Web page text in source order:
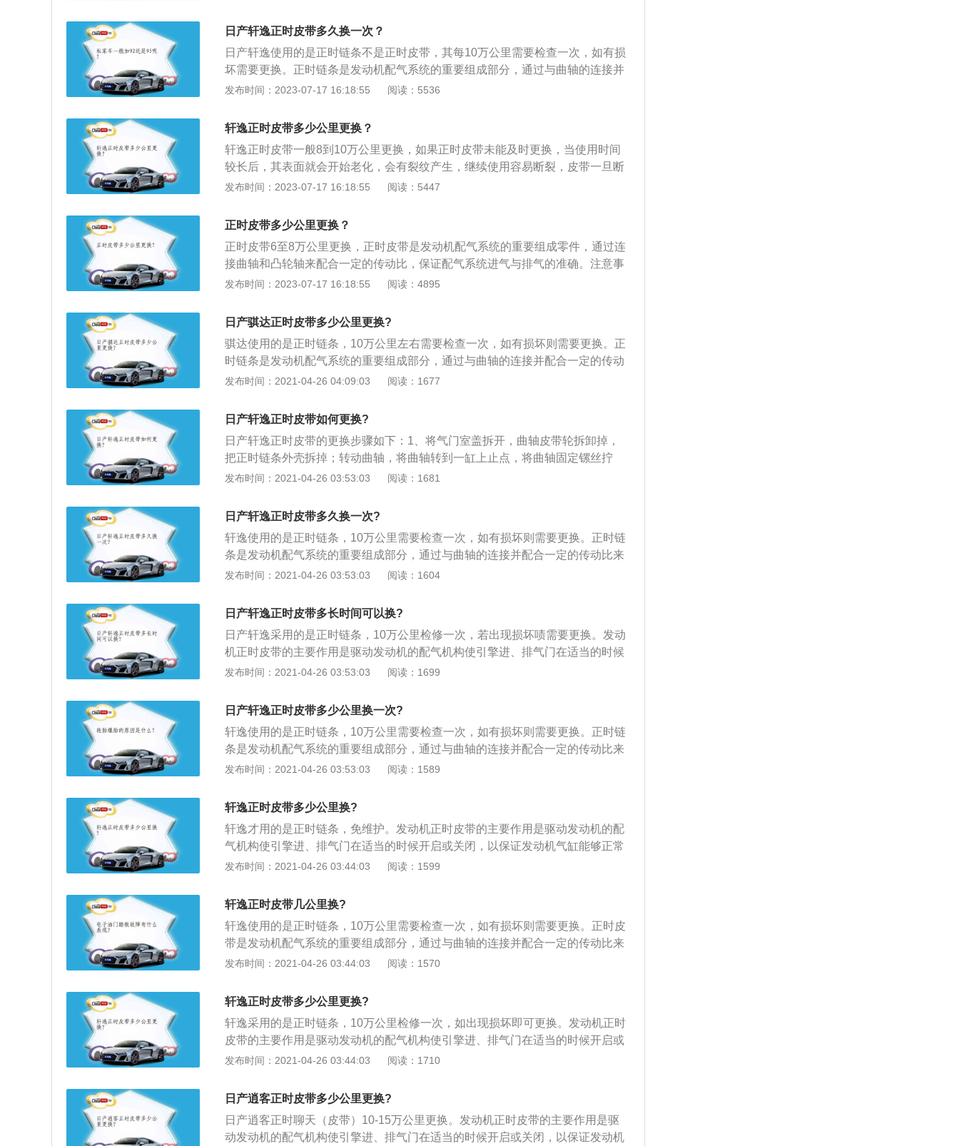
控台的桃木搭配。3、动力方面：大众新朗逸是大众旗下的一款紧凑型轿车，搭
载三款发动机，分别是：1.2升涡轮增压发动机、1.4升涡轮增压发动机和1.5升自
然吸气发动机。
日产轩逸正时皮带多久换一次？
日产轩逸使用的是正时链条不是正时皮带，其每10万公里需要检查一次，如有损
坏需要更换。正时链条是发动机配气系统的重要组成部分，通过与曲轴的连接并
配合一定的传动比来保证进、排气时间的准确。轩逸是日产全球同步推出的一款
mm、1815mm、1450mm，轴距为2712mm，全系采用前置前驱的驱动方式。
发布时间：2023-07-17 16:18:55 阅读：5536
轩逸正时皮带多少公里更换？
轩逸正时皮带一般8到10万公里更换，如果正时皮带未能及时更换，当使用时间
较长后，其表面就会开始老化，会有裂纹产生，继续使用容易断裂，皮带一旦断
裂，会导致发动机顶气门，气门会因此停止工作，汽车将不能正常使用。轩逸是
m、1447mm，轴距是2712mm，搭载的是型号为HR16的1.6L自然吸气发动机，
最大动力91kw，峰值扭矩155nm。
发布时间：2023-07-17 16:18:55 阅读：5447
正时皮带多少公里更换？
正时皮带6至8万公里更换，正时皮带是发动机配气系统的重要组成零件，通过连
接曲轴和凸轮轴来配合一定的传动比，保证配气系统进气与排气的准确。注意事
项：正式皮带如果在行驶时出现断裂，会造成配气错乱，导致气门与活塞的强烈
强力按压2个皮带轮中间的皮带，张力不足时皮带出现打滑，张力过大时会损伤
辅机的轴承，为此把相关的调整螺母或螺栓拧松，把皮带的张力调整到良好状态
即可；检查皮带的磨损情况，旧皮带磨损严重会减小皮带和皮带轮的接触面积，
这时用力一压皮带，皮带会下沉到皮带轮的槽内，及时更换新皮带即可。
发布时间：2023-07-17 16:18:55 阅读：4895
日产骐达正时皮带多少公里更换?
骐达使用的是正时链条，10万公里左右需要检查一次，如有损坏则需要更换。正
时链条是发动机配气系统的重要组成部分，通过与曲轴的连接并配合一定的传动
比来保证进、排气时间的准确。正时链条的安装方法如下：1、将凸轮轴正时齿
3、将正时链条依次装如曲轴正时齿轮、水泵皮带轮、惰轮、凸轮轴正时齿轮和
滑轮；4、拧松滑轮安装螺栓1\/4—1\/2圈，将自动张紧器推杆压缩到最低位置用
钢真插如孔内，用卡环钳调整滑轮，逆时针旋转使滑轮两调整孔与地面平行，锁
紧固定螺栓，拔出钢针；5、顺时针旋转曲轴2圈，检查正时记号是否正确对准；
6、转回发动机右指甲正时链条外下罩，正时皮带外上罩；7、装回发电机，空调
发布时间：2021-04-26 04:09:03 阅读：1677
日产轩逸正时皮带如何更换?
日产轩逸正时皮带的更换步骤如下：1、将气门室盖拆开，曲轴皮带轮拆卸掉，
把正时链条外壳拆掉；转动曲轴，将曲轴转到一缸上止点，将曲轴固定镙丝拧
上，固定住曲轴；2、转动进排气凸轮轴，凸轮轴后端有凹槽，将两根凸轮轴凹
没有滑键的，安装时，皮带轮上面有一个圆孔，对正链条外壳上面的凹槽里；
4、曲轴位置传感器是可以调整的，安装时要不间隙调整到位，不然会报故障
码；曲轴链轮与皮带轮都是自由转动的。
发布时间：2021-04-26 03:53:03 阅读：1681
日产轩逸正时皮带多久换一次?
轩逸使用的是正时链条，10万公里需要检查一次，如有损坏则需要更换。正时链
条是发动机配气系统的重要组成部分，通过与曲轴的连接并配合一定的传动比来
保证进、排气时间的准确。正时链条的安装方法如下：1、将凸轮轴正时齿轮的
正时链条依次装如曲轴正时齿轮、水泵皮带轮、惰轮、凸轮轴正时齿轮和滑轮；
4、拧松滑轮安装螺栓1\/4—1\/2圈，将自动张紧器推杆压缩到最低位置用钢真插
如孔内，用卡环钳调整滑轮，逆时针旋转使滑轮两调整孔与地面平行，锁紧固定
螺栓，拔出钢针；5、顺时针旋转曲轴2圈，检查正时记号是否正确对准；6、转
回发动机右指甲正时链条外下罩，正时皮带外上罩；7、装回发电机，空调压缩
发布时间：2021-04-26 03:53:03 阅读：1604
日产轩逸正时皮带多长时间可以换?
日产轩逸采用的是正时链条，10万公里检修一次，若出现损坏啧需要更换。发动
机正时皮带的主要作用是驱动发动机的配气机构使引擎进、排气门在适当的时候
开启或关闭，以保证发动机气缸能够正常地吸气和排气。以下是正时皮带的更换
轴，将曲轴转到一缸上止点，将曲轴固定镙丝拧上，固定住曲轴；2、转动进排
气凸轮轴，凸轮轴后端有凹槽，将两根凸轮轴凹槽平衡对齐，将专用工具卡进
去；3、拆下旧链条装上新链条。曲轴皮带轮也是没有滑键的，安装时，皮带轮
上面有一个圆孔，对正链条外壳上面的凹槽里；4、曲轴位置传感器是可以调整
的，安装时要不间隙调整到位，不然会报故障码；曲轴链轮与皮带轮都是自由转
发布时间：2021-04-26 03:53:03 阅读：1699
日产轩逸正时皮带多少公里换一次?
轩逸使用的是正时链条，10万公里需要检查一次，如有损坏则需要更换。正时链
条是发动机配气系统的重要组成部分，通过与曲轴的连接并配合一定的传动比来
保证进、排气时间的准确。正时链条的安装方法如下：1、将凸轮轴正时齿轮的
正时链条依次装如曲轴正时齿轮、水泵皮带轮、惰轮、凸轮轴正时齿轮和滑轮；
4、拧松滑轮安装螺栓1\/4—1\/2圈，将自动张紧器推杆压缩到最低位置用钢真插
如孔内，用卡环钳调整滑轮，逆时针旋转使滑轮两调整孔与地面平行，锁紧固定
螺栓，拔出钢针；5、顺时针旋转曲轴2圈，检查正时记号是否正确对准；6、转
回发动机右指甲正时链条外下罩，正时皮带外上罩；7、装回发电机，空调压缩
发布时间：2021-04-26 03:53:03 阅读：1589
轩逸正时皮带多少公里换?
轩逸才用的是正时链条，免维护。发动机正时皮带的主要作用是驱动发动机的配
气机构使引擎进、排气门在适当的时候开启或关闭，以保证发动机气缸能够正常
地吸气和排气。以下是正时皮带的更换步骤：1、将气门室盖拆开，曲轴皮带轮
镙丝拧上，固定住曲轴；2、转动进排气凸轮轴，凸轮轴后端有凹槽，将两根凸
轮轴凹槽平衡对齐，将专用工具卡进去；3、拆下旧链条装上新链条。曲轴皮带
轮也是没有滑键的，安装时，皮带轮上面有一个圆孔，对正链条外壳上面的凹槽
里；4、曲轴位置传感器是可以调整的，安装时要不间隙调整到位，不然会报故
障码；曲轴链轮与皮带轮都是自由转动的。
发布时间：2021-04-26 03:44:03 阅读：1599
轩逸正时皮带几公里换?
轩逸使用的是正时链条，10万公里需要检查一次，如有损坏则需要更换。正时皮
带是发动机配气系统的重要组成部分，通过与曲轴的连接并配合一定的传动比来
保证进、排气时间的准确。正时皮带的安装方法如下：1、将凸轮轴正时齿轮的
正时皮带依次装如曲轴正时齿轮、水泵皮带轮、惰轮、凸轮轴正时齿轮和滑轮皮
带轮；4、拧松滑轮安装螺栓1\/4—1\/2圈，将自动张紧器推杆压缩到最低位置用
钢真插如孔内，用卡环钳调整滑轮，逆时针旋转使滑轮两调整孔与地面平行，锁
紧固定螺栓，拔出钢针；5、顺时针旋转曲轴2圈，检查正时记号是否正确对准；
6、转回发动机右指甲正时皮带外下罩，正时皮带外上罩；7、装回发电机，空调
发布时间：2021-04-26 03:44:03 阅读：1570
轩逸正时皮带多少公里更换?
轩逸采用的是正时链条，10万公里检修一次，如出现损坏即可更换。发动机正时
皮带的主要作用是驱动发动机的配气机构使引擎进、排气门在适当的时候开启或
关闭，以保证发动机气缸能够正常地吸气和排气。以下是正时皮带的更换步骤：
曲轴转到一缸上止点，将曲轴固定镙丝拧上，固定住曲轴；2、转动进排气凸轮
轴，凸轮轴后端有凹槽，将两根凸轮轴凹槽平衡对齐，将专用工具卡进去；3、
拆下旧链条装上新链条。曲轴皮带轮也是没有滑键的，安装时，皮带轮上面有一
个圆孔，对正链条外壳上面的凹槽里；4、曲轴位置传感器是可以调整的，安装
发布时间：2021-04-26 03:44:03 阅读：1710
日产逍客正时皮带多少公里更换?
日产逍客正时聊天（皮带）10-15万公里更换。发动机正时皮带的主要作用是驱
动发动机的配气机构使引擎进、排气门在适当的时候开启或关闭，以保证发动机